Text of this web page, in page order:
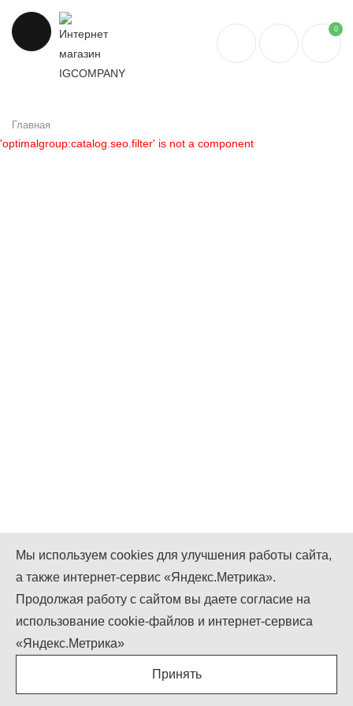
0
Главная
'optimalgroup:catalog.seo.filter' is not a component
Мы в Instagram Мы в Facebook
Мы в Twitter
+7 (499) 755-92-79
Понедельник-Пятница: 9.00 - 18.00
Суббота-Воскресенье: выходной
igcompany © ООО «БИЗНЕС КАПИТАЛ»
Мы используем cookies для улучшения работы сайта,
а также интернет-сервис «Яндекс.Метрика».
Продолжая работу с сайтом вы даете согласие на
использование cookie-файлов и интернет-сервиса
«Яндекс.Метрика»
Принять